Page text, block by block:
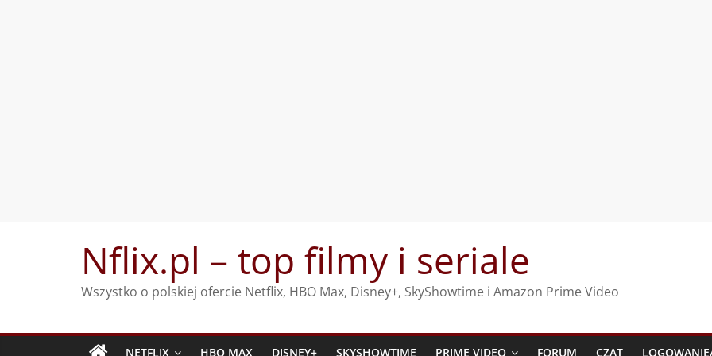
Nflix.pl – top filmy i seriale
Wszystko o polskiej ofercie Netflix, HBO Max, Disney+, SkyShowtime i Amazon Prime Video
NETFLIX HBO MAX DISNEY+ SKYSHOWTIME PRIME VIDEO FORUM CZAT